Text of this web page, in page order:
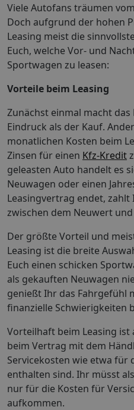
Viele Autofans träumen
Doch aufgrund der hohen
Leasing meist die
Euch, welche Vor- und
Sportwagen zu leasen:
Vorteile beim Leasing
Zunächst einmal macht
Eindruck als der Kauf.
monatlichen Kosten beim
Zinsen für einen Kfz-Kredit
geleasten Auto handelt es
Neuwagen oder einen
Leasingvertrag endet,
zwischen dem Neuwert
Der größte Vorteil und
Leasing ist die breite
Euch einen schicken
als gekauften Neuwagen
genießt Ihr das Fahrgefühl
finanzielle Schwierigkeiten
Vorteilhaft beim Leasing ist
beim Vertrag mit dem
Servicekosten wie etwa für
enthalten sind. Ihr müsst
nur für die Kosten für
aufkommen.